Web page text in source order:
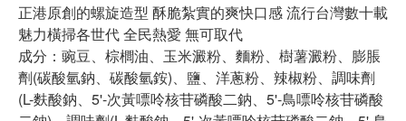
正港原創的螺旋造型 酥脆紮實的爽快口感 流行台灣數十載
魅力橫掃各世代 全民熱愛 無可取代
成分：豌豆、棕櫚油、玉米澱粉、麵粉、樹薯澱粉、膨脹
劑(碳酸氫鈉、碳酸氫銨)、鹽、洋蔥粉、辣椒粉、調味劑
(L-麩酸鈉、5'-次黃嘌呤核苷磷酸二鈉、5'-鳥嘌呤核苷磷酸